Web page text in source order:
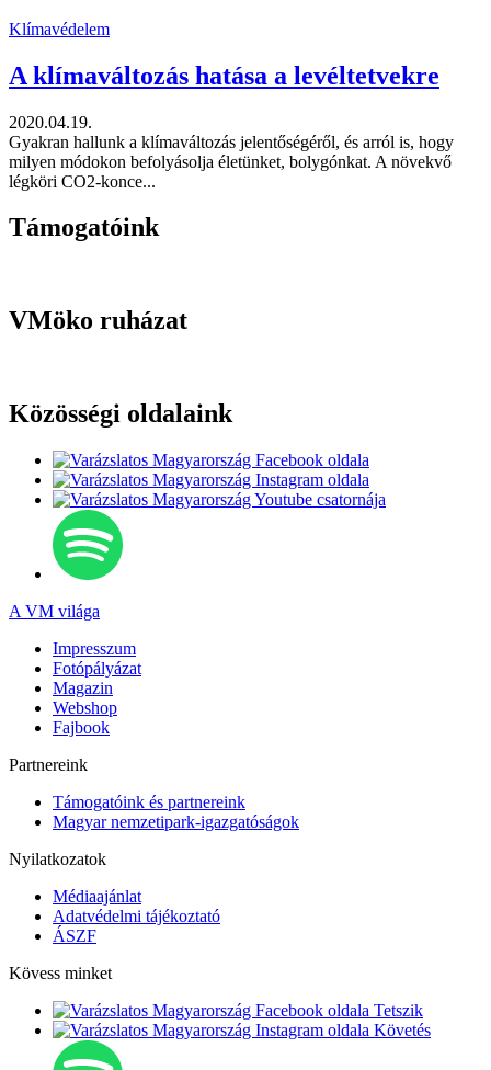
Klímavédelem
A klímaváltozás hatása a levéltetvekre
2020.04.19.
Gyakran hallunk a klímaváltozás jelentőségéről, és arról is, hogy
milyen módokon befolyásolja életünket, bolygónkat. A növekvő
légköri CO2-konce...
Támogatóink
VMöko ruházat
Közösségi oldalaink
A VM világa
Impresszum
Fotópályázat
Magazin
Webshop
Fajbook
Partnereink
Támogatóink és partnereink
Magyar nemzetipark-igazgatóságok
Nyilatkozatok
Médiaajánlat
Adatvédelmi tájékoztató
ÁSZF
Kövess minket
Tetszik
Követés